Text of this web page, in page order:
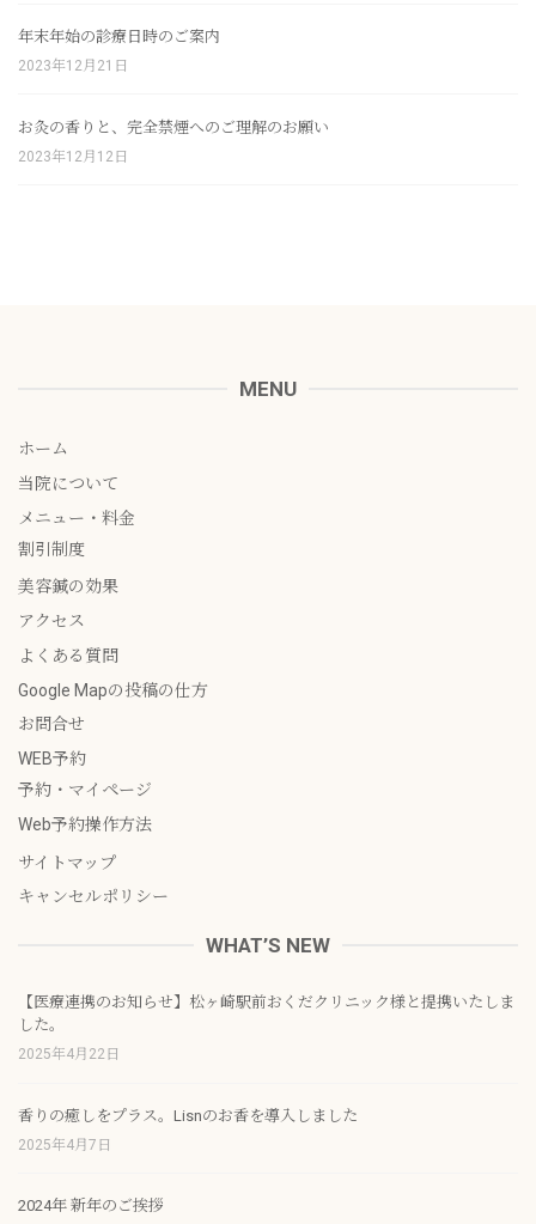
年末年始の診療日時のご案内
2023年12月21日
お灸の香りと、完全禁煙へのご理解のお願い
2023年12月12日
MENU
ホーム
当院について
メニュー・料金
割引制度
美容鍼の効果
アクセス
よくある質問
Google Mapの投稿の仕方
お問合せ
WEB予約
予約・マイページ
Web予約操作方法
サイトマップ
キャンセルポリシー
WHAT’S NEW
【医療連携のお知らせ】松ヶ崎駅前おくだクリニック様と提携いたしま
した。
2025年4月22日
香りの癒しをプラス。Lisnのお香を導入しました
2025年4月7日
2024年 新年のご挨拶